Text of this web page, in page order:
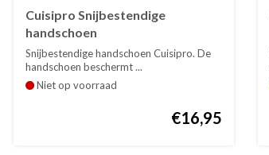
Cuisipro Snijbestendige
handschoen
Snijbestendige handschoen Cuisipro. De
handschoen beschermt ...
Niet op voorraad
€16,95